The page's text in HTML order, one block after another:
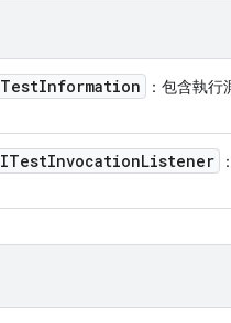
TestInformation ：包含執
ITestInvocationListener